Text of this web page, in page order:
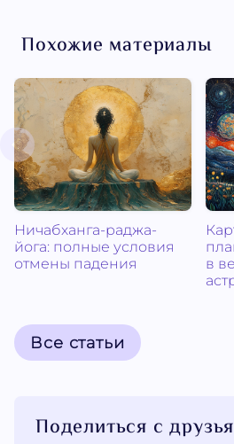
Похожие материалы
Ничабханга-раджа-
йога: полные условия
отмены падения
в
Все статьи
Поделиться с